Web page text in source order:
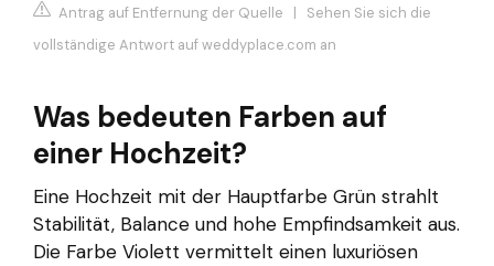
Antrag auf Entfernung der Quelle | Sehen Sie sich die
vollständige Antwort auf weddyplace.com an
Was bedeuten Farben auf
einer Hochzeit?
Eine Hochzeit mit der Hauptfarbe Grün strahlt
Stabilität, Balance und hohe Empfindsamkeit aus.
Die Farbe Violett vermittelt einen luxuriösen